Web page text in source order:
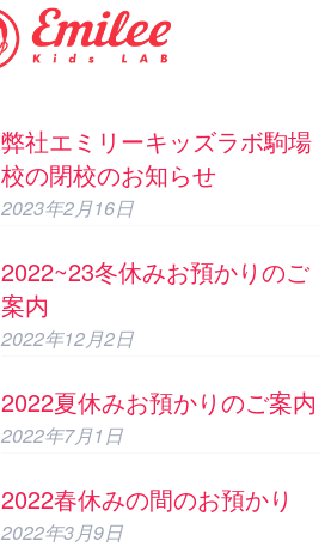
弊社エミリーキッズラボ駒場
校の閉校のお知らせ
2023年2月16日
2022~23冬休みお預かりのご
案内
2022年12月2日
2022夏休みお預かりのご案内
2022年7月1日
2022春休みの間のお預かり
2022年3月9日